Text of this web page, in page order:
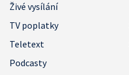
Živé vysílání
TV poplatky
Teletext
Podcasty